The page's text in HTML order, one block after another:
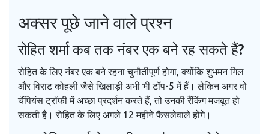
अक्सर पूछे जाने वाले प्रश्न
रोहित शर्मा कब तक नंबर एक बने रह सकते हैं?
रोहित के लिए नंबर एक बने रहना चुनौतीपूर्ण होगा, क्योंकि शुभमन गिल
और विराट कोहली जैसे खिलाड़ी अभी भी टॉप-5 में हैं। लेकिन अगर वो
चैंपियंस ट्रॉफी में अच्छा प्रदर्शन करते हैं, तो उनकी रैंकिंग मजबूत हो
सकती है। रोहित के लिए अगले 12 महीने फैसलेवाले होंगे।